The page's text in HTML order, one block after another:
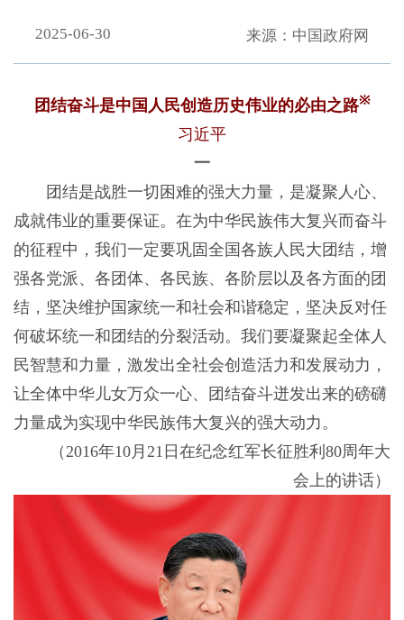
2025-06-30 来源：中国政府网
团结奋斗是中国人民创造历史伟业的必由之路※
习近平
一
团结是战胜一切困难的强大力量，是凝聚人心、
成就伟业的重要保证。在为中华民族伟大复兴而奋斗
的征程中，我们一定要巩固全国各族人民大团结，增
强各党派、各团体、各民族、各阶层以及各方面的团
结，坚决维护国家统一和社会和谐稳定，坚决反对任
何破坏统一和团结的分裂活动。我们要凝聚起全体人
民智慧和力量，激发出全社会创造活力和发展动力，
让全体中华儿女万众一心、团结奋斗迸发出来的磅礴
力量成为实现中华民族伟大复兴的强大动力。
（2016年10月21日在纪念红军长征胜利80周年大
会上的讲话）